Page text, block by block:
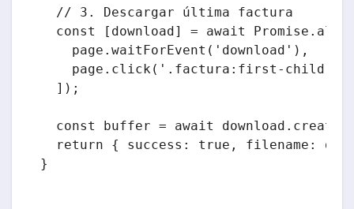
  // 3. Descargar última factura
const [download] = await
    page.waitForEvent('download'),
page.click('.factura:first-child
  ]);
const buffer = await
return { success: true, filename:
}